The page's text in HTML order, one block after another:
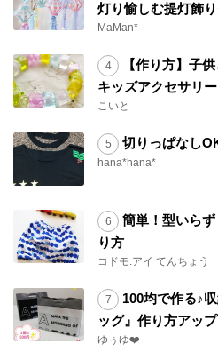
灯り愉しむ提灯飾
MaMan*
【作り方】子
キッズアクセサリー
こいと
切りっぱなし
hana*hana*
簡単！型いら
り方
コドモ.アイ てんちょう
100均で作る♪
ッグ』作り方アップ
ゆぅゆ❤️